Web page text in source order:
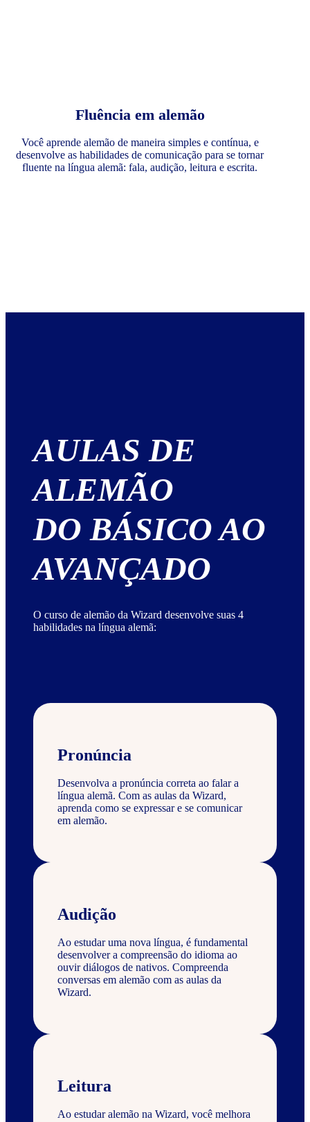
Fluência em alemão
Você aprende alemão de maneira simples e contínua, e
desenvolve as habilidades de comunicação para se tornar
fluente na língua alemã: fala, audição, leitura e escrita.
AULAS DE
ALEMÃO
DO BÁSICO AO
AVANÇADO
O curso de alemão da Wizard desenvolve suas 4
habilidades na língua alemã:
Pronúncia
Desenvolva a pronúncia correta ao falar a
língua alemã. Com as aulas da Wizard,
aprenda como se expressar e se comunicar
em alemão.
Audição
Ao estudar uma nova língua, é fundamental
desenvolver a compreensão do idioma ao
ouvir diálogos de nativos. Compreenda
conversas em alemão com as aulas da
Wizard.
Leitura
Ao estudar alemão na Wizard, você melhora